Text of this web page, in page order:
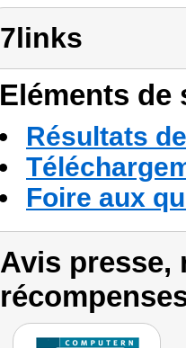
7links
Eléments
Résultats
Foire aux
Avis presse,